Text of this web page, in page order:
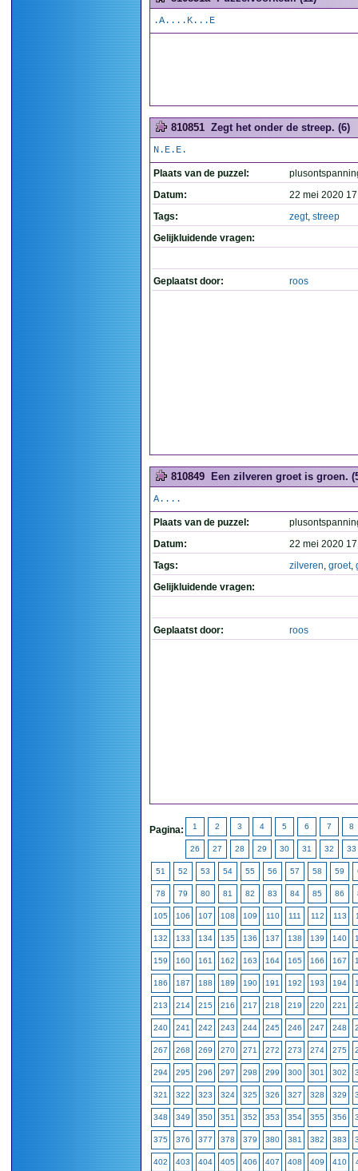
.A....K...E
810851 Zegt het onder de streep. (6)
N.E.E.
Plaats van de puzzel:
Datum:
22 mei 2020
Tags:
zegt, streep
Gelijkluidende vragen:
Geplaatst door: roos
810849 Een zilveren groet is groen.
A....
Plaats van de puzzel:
Datum:
22 mei 2020
Tags:
zilveren, groet,
Gelijkluidende vragen:
Geplaatst door: roos
Pagina: 1 2 3 4 5 6 7 8
26 27 28 29 30 31 32 33
51 52 53 54 55 56 57 58 59
78 79 80 81 82 83 84 85 86
105 106 107 108 109 110 111 112 113
132 133 134 135 136 137 138 139 140
159 160 161 162 163 164 165 166 167
186 187 188 189 190 191 192 193 194
213 214 215 216 217 218 219 220 221
240 241 242 243 244 245 246 247 248
267 268 269 270 271 272 273 274 275
294 295 296 297 298 299 300 301 302
321 322 323 324 325 326 327 328 329
348 349 350 351 352 353 354 355 356
375 376 377 378 379 380 381 382 383
402 403 404 405 406 407 408 409 410